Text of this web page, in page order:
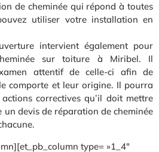
de cheminée qui répond à toutes
utiliser votre installation en
intervient également pour
sur toiture à Miribel. Il
attentif de celle-ci afin de
comporte et leur origine. Il pourra
correctives qu’il doit mettre
un devis de réparation de cheminée
type= »1_4″